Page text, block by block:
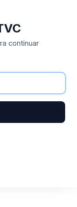
continuar